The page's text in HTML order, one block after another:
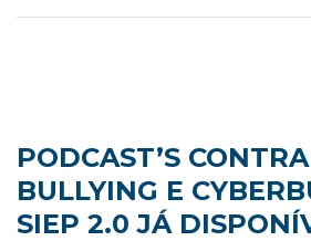
PODCAST’S
BULLYING E
SIEP 2.0 JÁ